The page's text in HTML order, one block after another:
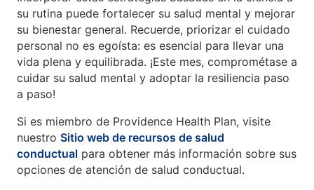
su rutina puede fortalecer su salud mental y mejorar
su bienestar general. Recuerde, priorizar el cuidado
personal no es egoísta: es esencial para llevar una
vida plena y equilibrada. ¡Este mes, comprométase a
cuidar su salud mental y adoptar la resiliencia paso
a paso!
Si es miembro de Providence Health Plan, visite
nuestro Sitio web de recursos de salud
conductual para obtener más información sobre sus
opciones de atención de salud conductual.